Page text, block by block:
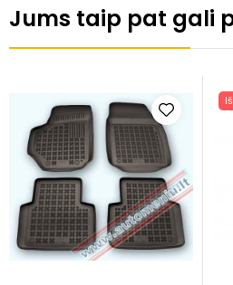
Jums taip pat gali